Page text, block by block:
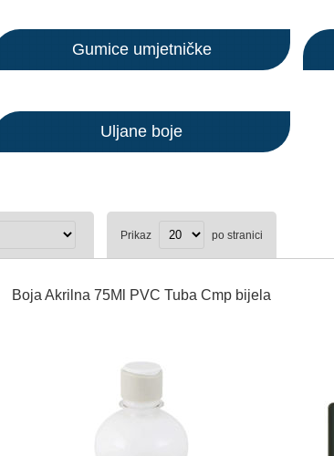
Gumice umjetničke
Uljane boje
Prikaz po stranici
Boja Akrilna 75Ml PVC Tuba Cmp bijela